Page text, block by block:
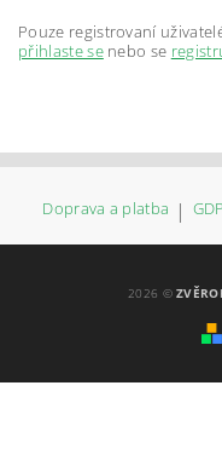
Pouze registrovaní
přihlaste senebo se
Doprava a platba |
2026 ©